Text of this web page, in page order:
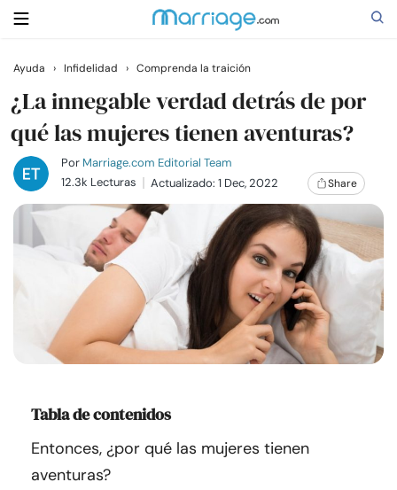
Buscar
Casarse
Relaciones
Familia
Cursos
Recursos
Comunidad
Ayuda › Infidelidad › Comprenda la traición
¿La innegable verdad detrás de por
qué las mujeres tienen aventuras?
Por Marriage.com Editorial Team
12.3k Lecturas
Actualizado: 1 Dec, 2022 Share
Tabla de contenidos
Entonces, ¿por qué las mujeres tienen
aventuras?